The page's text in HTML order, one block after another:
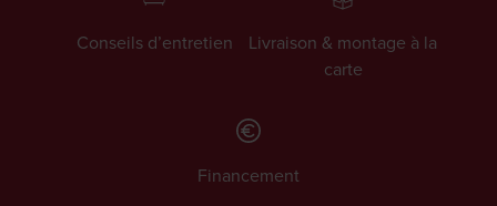
Conseils d’entretien
Livraison & montage à la
carte
Financement